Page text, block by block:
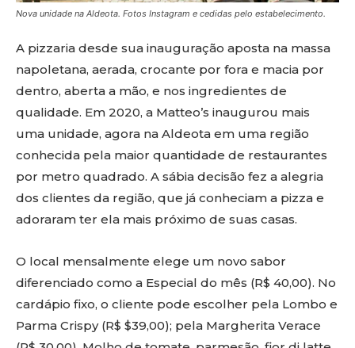
Nova unidade na Aldeota. Fotos Instagram e cedidas pelo estabelecimento.
A pizzaria desde sua inauguração aposta na massa
napoletana, aerada, crocante por fora e macia por
dentro, aberta a mão, e nos ingredientes de
qualidade. Em 2020, a Matteo’s inaugurou mais
uma unidade, agora na Aldeota em uma região
conhecida pela maior quantidade de restaurantes
por metro quadrado. A sábia decisão fez a alegria
dos clientes da região, que já conheciam a pizza e
adoraram ter ela mais próximo de suas casas.
O local mensalmente elege um novo sabor
diferenciado como a Especial do mês (R$ 40,00). No
cardápio fixo, o cliente pode escolher pela Lombo e
Parma Crispy (R$ $39,00); pela Margherita Verace